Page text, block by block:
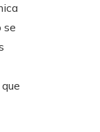
se